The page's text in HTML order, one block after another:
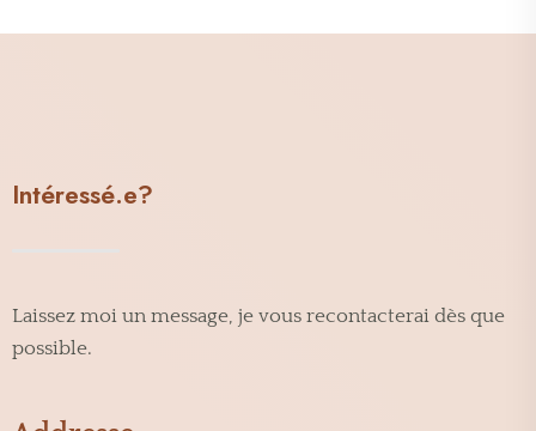
Intéressé.e?
Laissez moi un message, je vous recontacterai dès que
possible.